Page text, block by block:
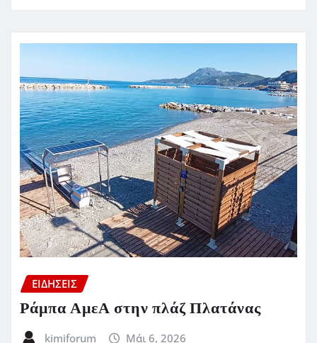
ΕΙΔΗΣΕΙΣ
Ράμπα ΑμεΑ στην πλάζ Πλατάνας
kimiforum Μάι 6, 2026